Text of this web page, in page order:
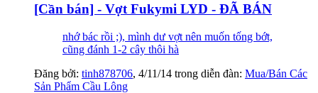
[Cần bán] - Vợt Fukymi LYD - ĐÃ BÁN
nhớ bác rồi ;), mình dư vợt nên muốn tống bớt,
cũng đánh 1-2 cây thôi hà
Đăng bởi: tinh878706, 4/11/14 trong diễn đàn: Mua/Bán Các
Sản Phẩm Cầu Lông